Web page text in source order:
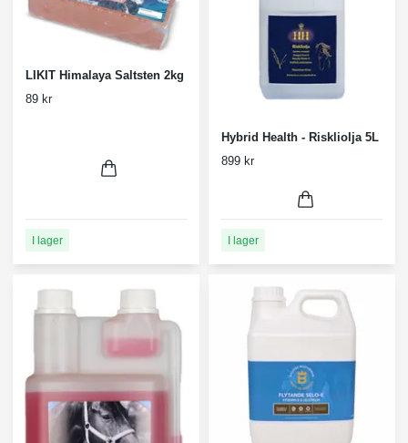
LIKIT Himalaya Saltsten 2kg
89 kr
I lager
Hybrid Health - Riskliolja 5L
899 kr
I lager